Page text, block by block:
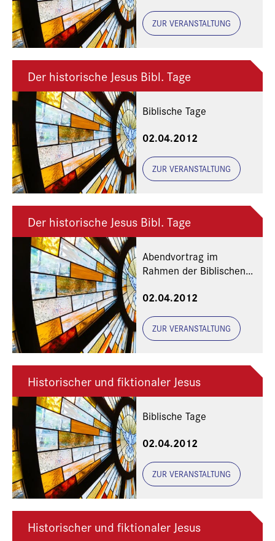
ZUR VERANSTALTUNG
Der historische Jesus Bibl. Tage
Biblische Tage
02.04.2012
ZUR VERANSTALTUNG
Der historische Jesus Bibl. Tage
Abendvortrag im
Rahmen der Biblischen
02.04.2012
ZUR VERANSTALTUNG
Historischer und fiktionaler Jesus
Biblische Tage
02.04.2012
ZUR VERANSTALTUNG
Historischer und fiktionaler Jesus